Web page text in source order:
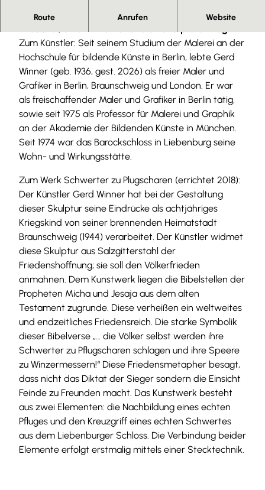
Route Anrufen Website
Teilstrecke in Salzgitter-Bad auf der "Straße des
Zum Künstler: Seit seinem Studium der Malerei an der
Hochschule für bildende Künste in Berlin, lebte Gerd
Winner (geb. 1936, gest. 2026) als freier Maler und
Grafiker in Berlin, Braunschweig und London. Er war
als freischaffender Maler und Grafiker in Berlin tätig,
sowie seit 1975 als Professor für Malerei und Graphik
an der Akademie der Bildenden Künste in München.
Seit 1974 war das Barockschloss in Liebenburg seine
Wohn- und Wirkungsstätte.
Zum Werk Schwerter zu Plugscharen (errichtet 2018):
Der Künstler Gerd Winner hat bei der Gestaltung
dieser Skulptur seine Eindrücke als achtjähriges
Kriegskind von seiner brennenden Heimatstadt
Braunschweig (1944) verarbeitet. Der Künstler widmet
diese Skulptur aus Salzgitterstahl der
Friedenshoffnung; sie soll den Völkerfrieden
anmahnen. Dem Kunstwerk liegen die Bibelstellen der
Propheten Micha und Jesaja aus dem alten
Testament zugrunde. Diese verheißen ein weltweites
und endzeitliches Friedensreich. Die starke Symbolik
dieser Bibelverse „… die Völker selbst werden ihre
Schwerter zu Pflugscharen schlagen und ihre Speere
zu Winzermessern!“ Diese Friedensmetapher besagt,
dass nicht das Diktat der Sieger sondern die Einsicht
Feinde zu Freunden macht. Das Kunstwerk besteht
aus zwei Elementen: die Nachbildung eines echten
Pfluges und den Kreuzgriff eines echten Schwertes
aus dem Liebenburger Schloss. Die Verbindung beider
Elemente erfolgt erstmalig mittels einer Stecktechnik.